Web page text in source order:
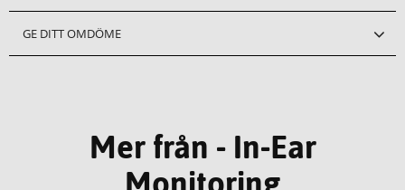
GE DITT OMDÖME
Mer från - In-Ear
Monitoring